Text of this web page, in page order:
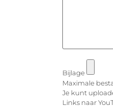
Bijlage
Maximale
Je kunt
Links naar